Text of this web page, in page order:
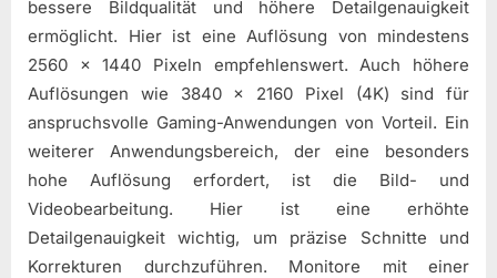
bessere Bildqualität und höhere Detailgenauigkeit
ermöglicht. Hier ist eine Auflösung von mindestens
2560 x 1440 Pixeln empfehlenswert. Auch höhere
Auflösungen wie 3840 x 2160 Pixel (4K) sind für
anspruchsvolle Gaming-Anwendungen von Vorteil. Ein
weiterer Anwendungsbereich, der eine besonders
hohe Auflösung erfordert, ist die Bild- und
Videobearbeitung. Hier ist eine erhöhte
Detailgenauigkeit wichtig, um präzise Schnitte und
Korrekturen durchzuführen. Monitore mit einer